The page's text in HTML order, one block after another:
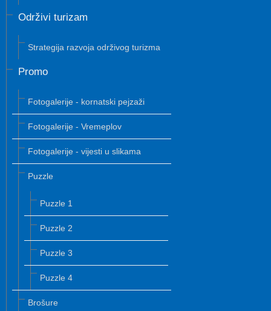
Održivi turizam
Strategija razvoja održivog turizma
Promo
Fotogalerije - kornatski pejzaži
Fotogalerije - Vremeplov
Fotogalerije - vijesti u slikama
Puzzle
Puzzle 1
Puzzle 2
Puzzle 3
Puzzle 4
Brošure